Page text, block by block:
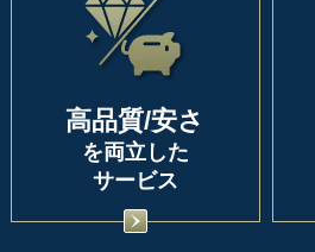
高品質/安さ
を両立した
サービス